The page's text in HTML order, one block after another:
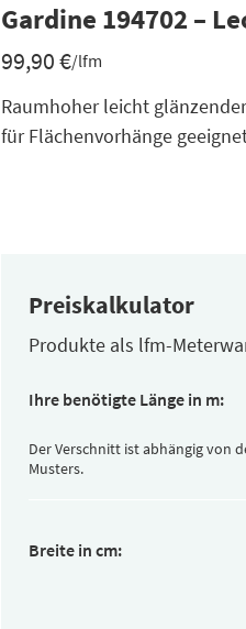
Gardine 194702 –
99,90€/lfm
Raumhoher leicht
für Flächenvorhänge
Preiskalkulator
Produkte als lfm-
Ihre benötigte Länge in m:
Der Verschnitt ist abhängig von
Musters.
Breite in cm: